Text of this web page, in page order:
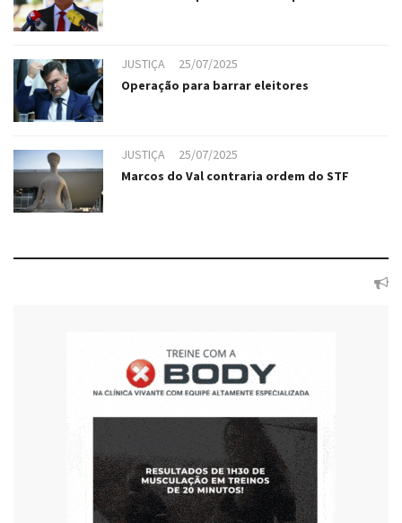
JUSTIÇA
25/07/2025
Operação para barrar eleitores
JUSTIÇA
25/07/2025
Marcos do Val contraria ordem do STF